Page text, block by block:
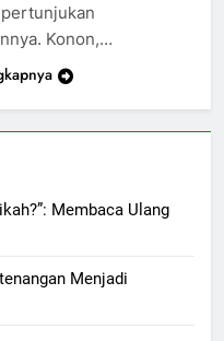
Konon,…
Membaca Ulang
Menjadi